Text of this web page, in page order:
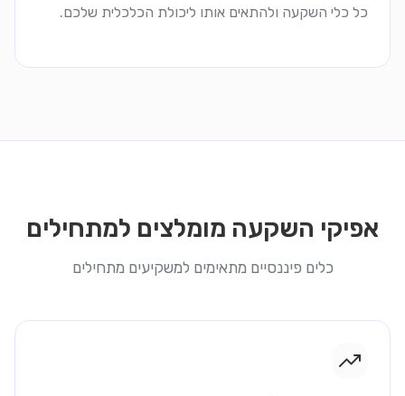
כל כלי השקעה ולהתאים אותו ליכולת הכלכלית שלכם.
אפיקי השקעה מומלצים למתחילים
כלים פיננסיים מתאימים למשקיעים מתחילים